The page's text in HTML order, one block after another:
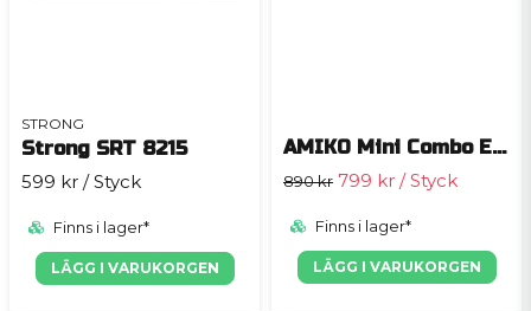
STRONG
Strong SRT 8215
599 kr / Styck
Finns i lager*
LÄGG I VARUKORGEN
AMIKO Mini Combo Extra
890 kr 799 kr / Styck
Finns i lager*
LÄGG I VARUKORGEN